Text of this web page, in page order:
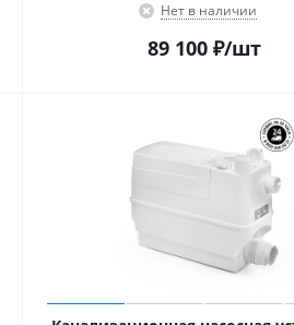
Нет в наличии
89 100 ₽/шт